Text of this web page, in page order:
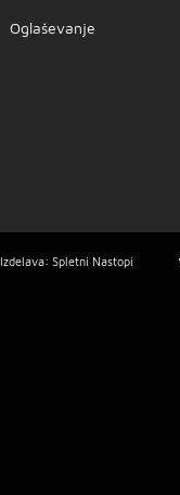
Oglaševanje
Izdelava: Spletni Nastopi